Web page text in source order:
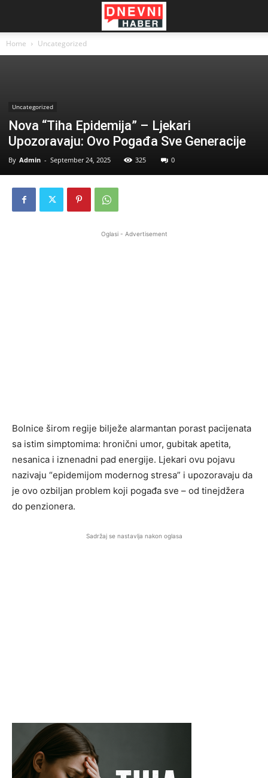
Home Uncategorized
Uncategorized
Nova “Tiha Epidemija” – Ljekari
Upozoravaju: Ovo Pogađa Sve Generacije
By Admin - September 24, 2025 325 0
Oglasi - Advertisement
Bolnice širom regije bilježe alarmantan porast pacijenata
sa istim simptomima: hronični umor, gubitak apetita,
nesanica i iznenadni pad energije. Ljekari ovu pojavu
nazivaju “epidemijom modernog stresa” i upozoravaju da
je ovo ozbiljan problem koji pogađa sve – od tinejdžera
do penzionera.
Sadržaj se nastavlja nakon oglasa